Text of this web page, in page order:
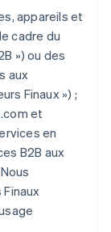
appareils et
cadre du
») ou des
aux
Finaux ») ;
et
en
B2B aux